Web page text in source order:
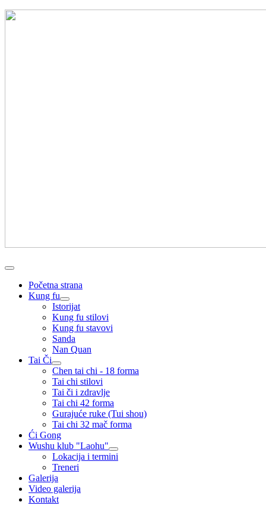
Početna strana
Kung fu
Istorijat
Kung fu stilovi
Kung fu stavovi
Sanda
Nan Quan
Tai Či
Chen tai chi - 18 forma
Tai chi stilovi
Tai či i zdravlje
Tai chi 42 forma
Gurajuće ruke (Tui shou)
Tai chi 32 mač forma
Ći Gong
Wushu klub "Laohu"
Lokacija i termini
Treneri
Galerija
Video galerija
Kontakt